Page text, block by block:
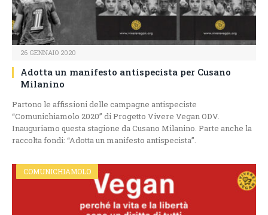
26 GENNAIO 2020
Adotta un manifesto antispecista per Cusano
Milanino
Partono le affissioni delle campagne antispeciste
“Comunichiamolo 2020” di Progetto Vivere Vegan ODV.
Inauguriamo questa stagione da Cusano Milanino. Parte anche la
raccolta fondi: “Adotta un manifesto antispecista”.
COMUNICHIAMOLO